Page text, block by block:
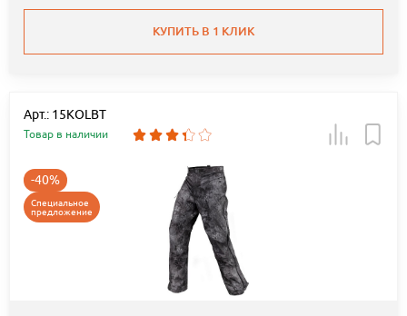
КУПИТЬ В 1 КЛИК
Арт.: 15KOLBT
Товар в наличии
-40%
Специальное
предложение